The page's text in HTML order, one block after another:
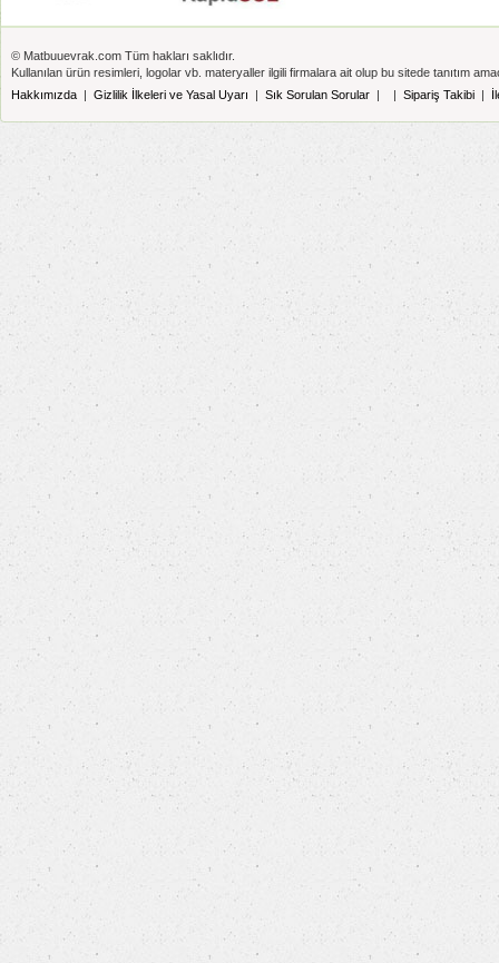
© Matbuuevrak.com Tüm hakları saklıdır.
Kullanılan ürün resimleri, logolar vb. materyaller ilgili firmalara ait olup bu sitede tanıtım
Hakkımızda | Gizlilik İlkeleri ve Yasal Uyarı | Sık Sorulan Sorular | | Sipariş Takibi |